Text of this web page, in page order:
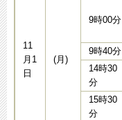
11
月1
日
(月)
9時00分
9時40分
14時30
分
15時30
分